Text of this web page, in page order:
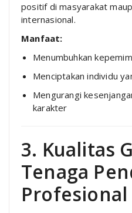
positif di masyarakat
internasional.
Manfaat:
Menumbuhkan
Menciptakan individu
Mengurangi
karakter
3. Kualitas
Tenaga
Profesional